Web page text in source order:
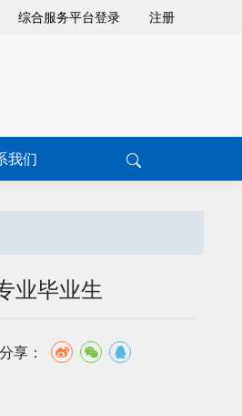
综合服务平台登录 注册
我们
业毕业生
分享：